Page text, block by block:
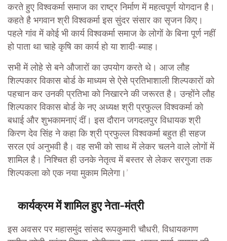
करते हुए विश्वकर्मा समाज का राष्ट्र निर्माण में महत्वपूर्ण योगदान है।
कहते है भगवान श्री विश्वकर्मा इस सुंदर संसार का सृजन किए।
पहले गांव में कोई भी कार्य विश्वकर्मा समाज के लोगों के बिना पूर्ण नहीं
हो पाता था चाहे कृषि का कार्य हो या शादी-ब्याह।
सभी में लोहे से बने औजारों का उपयोग करते थे। आज लौह
शिल्पकार विकास बोर्ड के माध्यम से ऐसे प्रतिभाशाली शिल्पकारों को
पहचान कर उनकी प्रतिभा को निखारने की जरूरत है। उन्होंने लौह
शिल्पकार विकास बोर्ड के नए अध्यक्ष श्री प्रफुल्ल विश्वकर्मा को
बधाई और शुभकामनाएं दीं। इस दौरान जगदलपुर विधायक श्री
किरण देव सिंह ने कहा कि श्री प्रफुल्ल विश्वकर्मा बहुत ही सहज
सरल एवं अनुभवी है। वह सभी को साथ में लेकर चलने वाले लोगों में
शामिल है। निश्चित ही उनके नेतृत्व में बस्तर से लेकर सरगुजा तक
शिल्पकला को एक नया मुकाम मिलेगा।’
कार्यक्रम में शामिल हुए नेता-मंत्री
इस अवसर पर महासमुंद सांसद रूपकुमारी चौधरी, विधायकगण